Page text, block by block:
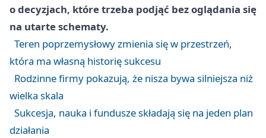
o decyzjach, które trzeba podjąć bez oglądania się
na utarte schematy.
Teren poprzemysłowy zmienia się w przestrzeń,
która ma własną historię sukcesu
Rodzinne firmy pokazują, że nisza bywa silniejsza niż
wielka skala
Sukcesja, nauka i fundusze składają się na jeden plan
działania